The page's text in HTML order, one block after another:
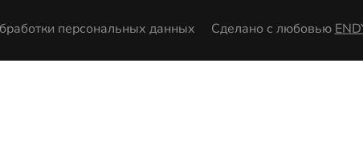
персональных данных Сделано с любовью